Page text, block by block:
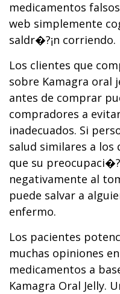
medicamentos
web simplemente
saldr�?¡n corriendo.
Los clientes que
sobre Kamagra oral
antes de comprar
compradores a
inadecuados. Si
salud similares a los
que su
negativamente al
puede salvar a
enfermo.
Los pacientes
muchas opiniones
medicamentos a
Kamagra Oral Jelly.